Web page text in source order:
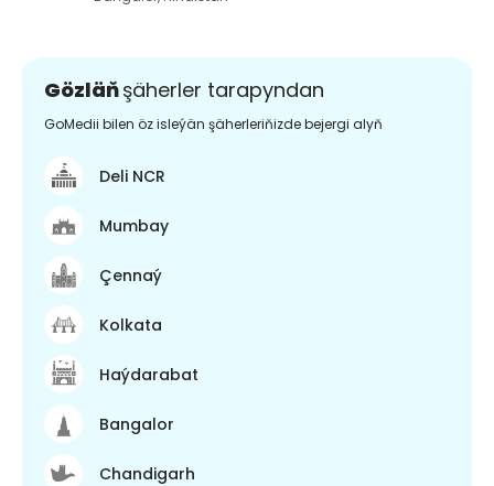
Gözläňşäherler tarapyndan
GoMedii bilen öz isleýän şäherleriňizde bejergi alyň
Deli NCR
Mumbay
Çennaý
Kolkata
Haýdarabat
Bangalor
Chandigarh